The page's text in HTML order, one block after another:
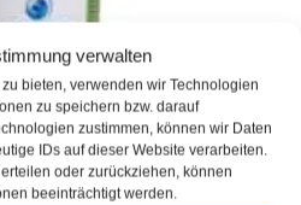
verwalten
bieten, verwenden wir Technologien
zu speichern bzw. darauf
zustimmen, können wir Daten
IDs auf dieser Website verarbeiten.
oder zurückziehen, können
beeinträchtigt werden.